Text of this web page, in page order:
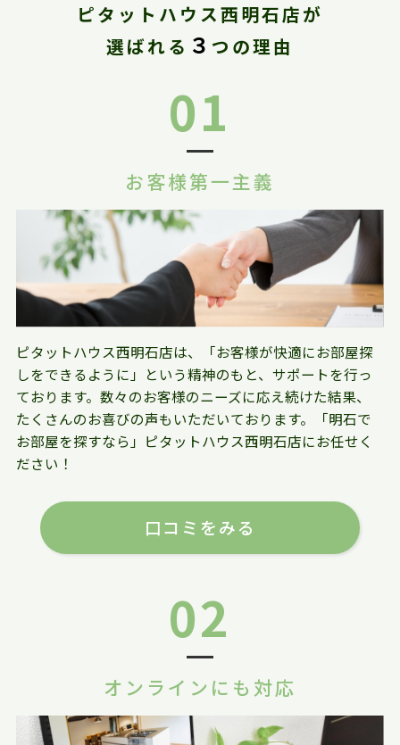
ピタットハウス西明石店が
選ばれる ３ つの理由
01
お客様第一主義
ピタットハウス西明石店は、「お客様が快適にお部屋探
しをできるように」という精神のもと、サポートを行っ
ております。数々のお客様のニーズに応え続けた結果、
たくさんのお喜びの声もいただいております。「明石で
お部屋を探すなら」ピタットハウス西明石店にお任せく
ださい！
口コミをみる
02
オンラインにも対応